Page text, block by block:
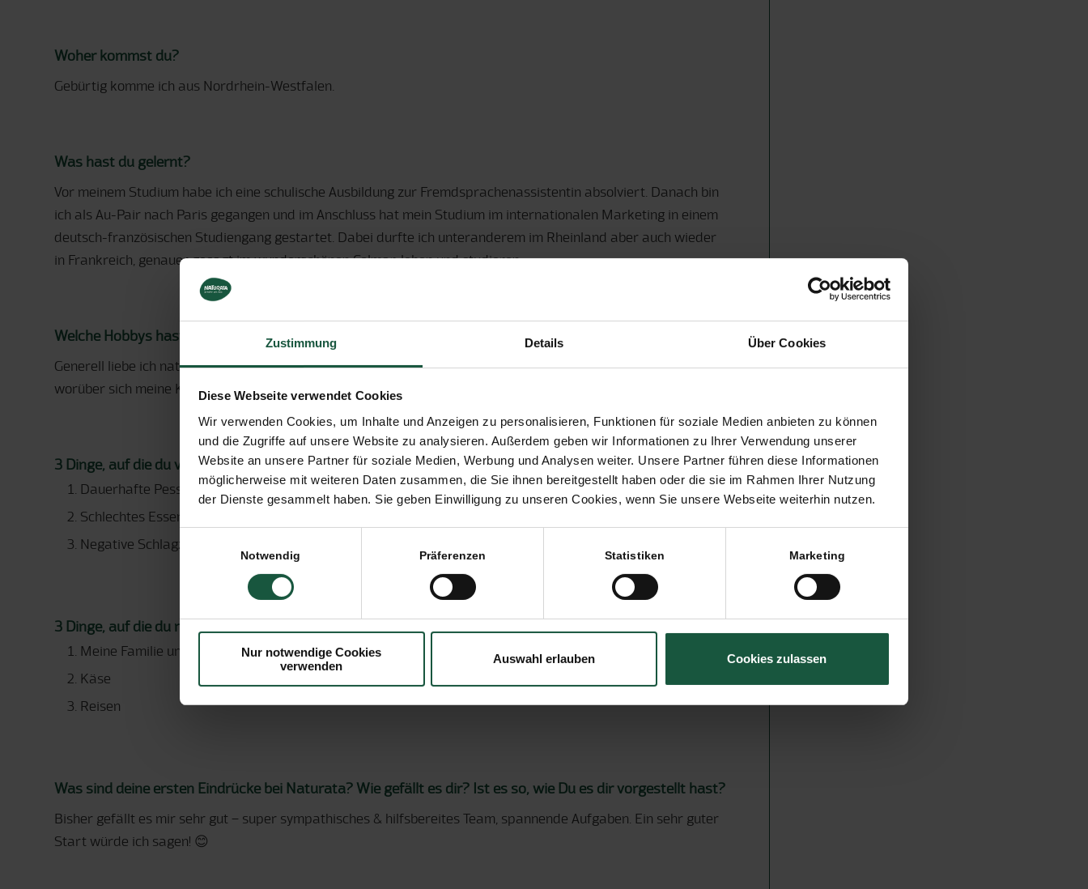
Zustimmung Details Über Cookies
Diese Webseite verwendet Cookies
Wir verwenden Cookies, um Inhalte und Anzeigen zu personalisieren, Funktionen für soziale Medien anbieten zu können
und die Zugriffe auf unsere Website zu analysieren. Außerdem geben wir Informationen zu Ihrer Verwendung unserer
Website an unsere Partner für soziale Medien, Werbung und Analysen weiter. Unsere Partner führen diese Informationen
möglicherweise mit weiteren Daten zusammen, die Sie ihnen bereitgestellt haben oder die sie im Rahmen Ihrer Nutzung
der Dienste gesammelt haben. Sie geben Einwilligung zu unseren Cookies, wenn Sie unsere Webseite weiterhin nutzen.
Notwendig Präferenzen Statistiken Marketing
Nur notwendige Cookies
verwenden
Auswahl erlauben Cookies zulassen
Woher kommst du?
Gebürtig komme ich aus Nordrhein-Westfalen.
Was hast du gelernt?
Vor meinem Studium habe ich eine schulische Ausbildung zur Fremdsprachenassistentin absolviert. Danach bin
ich als Au-Pair nach Paris gegangen und im Anschluss hat mein Studium im internationalen Marketing in einem
deutsch-französischen Studiengang gestartet. Dabei durfte ich unteranderem im Rheinland aber auch wieder
in Frankreich, genauer gesagt im wunderschönen Colmar, leben und studieren.
Welche Hobbys hast du? Was machst du gern in deiner Freizeit?
Generell liebe ich natürlich alles was mit Lebensmittel zu tun hat – daher koche und backe ich sehr gerne –
worüber sich meine Kollegen und Kolleginnen auch sicherlich sehr freuen werden.
3 Dinge, auf die du verzichten könntest?
Dauerhafte Pessimisten
Schlechtes Essen
Negative Schlagzeilen
3 Dinge, auf die du nie verzichten könntest?
Meine Familie und Freunde
Käse
Reisen
Was sind deine ersten Eindrücke bei Naturata? Wie gefällt es dir? Ist es so, wie Du es dir vorgestellt hast?
Bisher gefällt es mir sehr gut – super sympathisches & hilfsbereites Team, spannende Aufgaben. Ein sehr guter
Start würde ich sagen! 😊